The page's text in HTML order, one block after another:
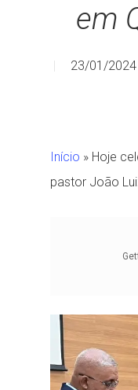
em
23/01/2024
Início » Hoje
pastor João